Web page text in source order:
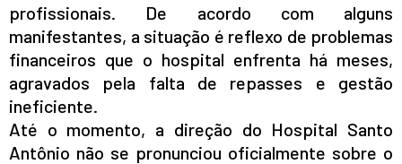
profissionais. De acordo com alguns
manifestantes, a situação é reflexo de problemas
financeiros que o hospital enfrenta há meses,
agravados pela falta de repasses e gestão
ineficiente.
Até o momento, a direção do Hospital Santo
Antônio não se pronunciou oficialmente sobre o